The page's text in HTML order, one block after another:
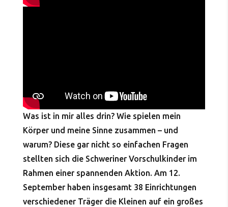
Was ist in mir alles drin? Wie spielen mein
Körper und meine Sinne zusammen – und
warum? Diese gar nicht so einfachen Fragen
stellten sich die Schweriner Vorschulkinder im
Rahmen einer spannenden Aktion. Am 12.
September haben insgesamt 38 Einrichtungen
verschiedener Träger die Kleinen auf ein großes